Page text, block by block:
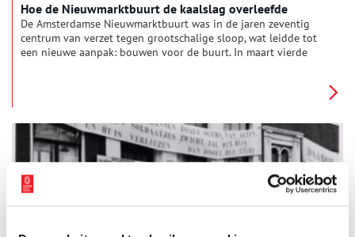
Hoe de Nieuwmarktbuurt de kaalslag overleefde
De Amsterdamse Nieuwmarktbuurt was in de jaren zeventig
centrum van verzet tegen grootschalige sloop, wat leidde tot
een nieuwe aanpak: bouwen voor de buurt. In maart vierde